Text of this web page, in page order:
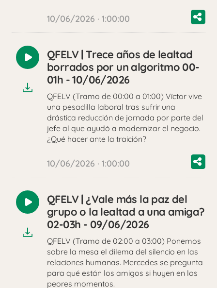
10/06/2026 · 1:00:00
Reproducir
audio
QFELV | Trece años de lealtad
borrados por un algoritmo 00-
01h - 10/06/2026
QFELV (Tramo de 00:00 a 01:00) Víctor vive
una pesadilla laboral tras sufrir una
drástica reducción de jornada por parte del
jefe al que ayudó a modernizar el negocio.
¿Qué hacer ante la traición?
10/06/2026 · 1:00:00
Reproducir
audio
QFELV | ¿Vale más la paz del
grupo o la lealtad a una amiga?
02-03h - 09/06/2026
QFELV (Tramo de 02:00 a 03:00) Ponemos
sobre la mesa el dilema del silencio en las
relaciones humanas. Mercedes se pregunta
para qué están los amigos si huyen en los
peores momentos.